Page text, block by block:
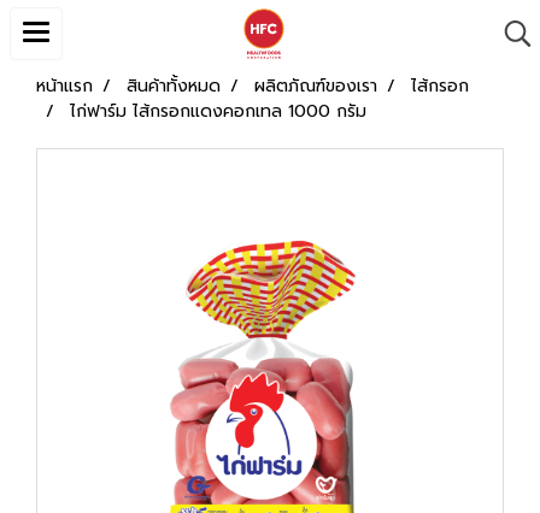
หน้าแรก สินค้าทั้งหมด ผลิตภัณฑ์ของเรา
ไส้กรอก
ไก่ฟาร์ม ไส้กรอกแดงคอกเทล 1000 กรัม